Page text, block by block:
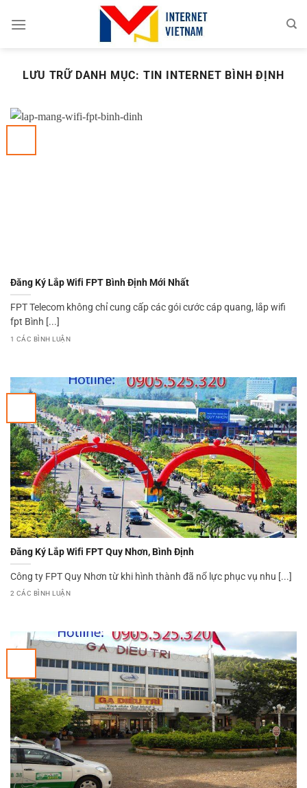
đến
LƯU TRỮ DANH MỤC: TIN INTERNET BÌNH ĐỊNH
Đăng Ký Lắp Wifi FPT Bình Định Mới Nhất
FPT Telecom không chỉ cung cấp các gói cước cáp quang, lắp wifi
fpt Bình [...]
1 CÁC BÌNH LUẬN
Đăng Ký Lắp Wifi FPT Quy Nhơn, Bình Định
Công ty FPT Quy Nhơn từ khi hình thành đã nổ lực phục vụ nhu [...]
2 CÁC BÌNH LUẬN